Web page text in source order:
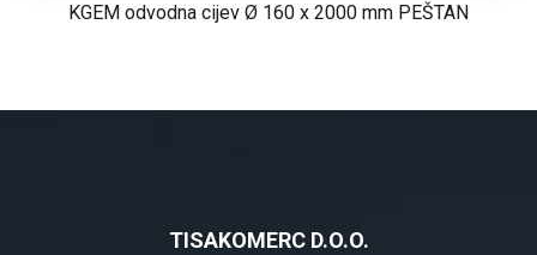
KGEM odvodna cijev Ø 160 x 2000 mm PEŠTAN
TISAKOMERC D.O.O.